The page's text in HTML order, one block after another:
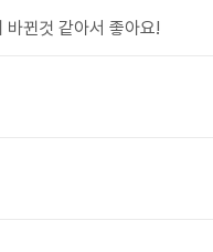
바뀐것 같아서 좋아요!